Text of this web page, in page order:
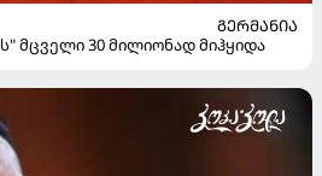
ᲒᲔᲠᲛᲐᲜᲘᲐ
მცველი 30 მილიონად მიჰყიდა